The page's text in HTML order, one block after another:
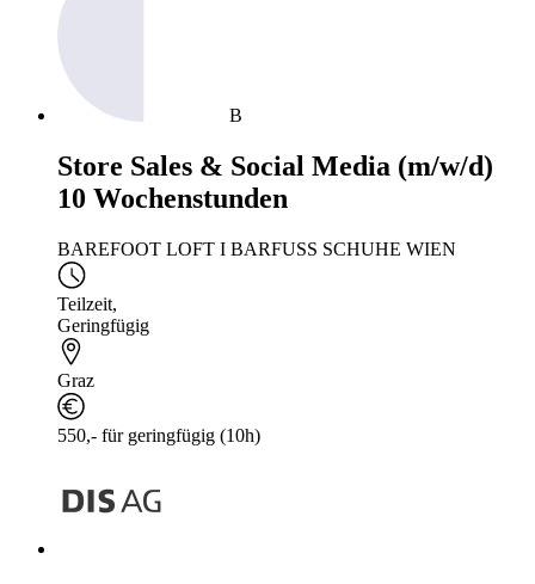
B
Store Sales & Social Media (m/w/d)
10 Wochenstunden
BAREFOOT LOFT I BARFUSS SCHUHE WIEN
Teilzeit,
Geringfügig
Graz
550,- für geringfügig (10h)